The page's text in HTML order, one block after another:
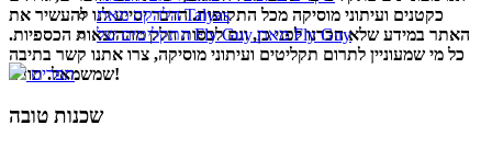
הלהקה מאת Talyas
התקליטים של Fly Guy מאת Fly Guy
תפריט
כקטנים ועיתוני מוסיקה מכל התקופות. הדבר יסייע לנו להעשיר את
האתר במידע שלא הכרנו לפני כן, וגם לכסות חלק מההוצאות הכספיות.
כל מי שמעוניין לתרום תקליטים ועיתוני מוסיקה, צרו אתנו קשר בתיבה
שמשמאל. תודה!
שכנות טובה